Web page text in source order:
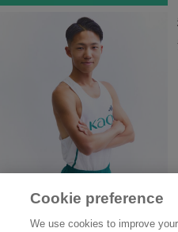
Cookie preference
We use cookies to improve